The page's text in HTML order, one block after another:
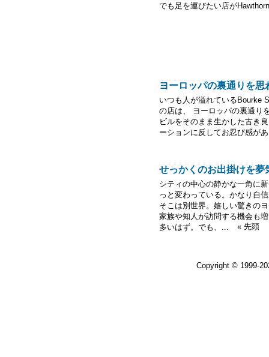
でも足を運びたい店が
ヨーロッパの裏通りを
いつも人が溢れているBourke
の店は、 ヨーロッパの裏通り
ビルをそのまま生かした古き
ーションに反してお忍び感が
せっかくのお出掛けを
シティの中心の静かな一角に
っと変わっている。かなり自
そこは別世界。嬉しい驚きの
家族や知人が訪問する機会も
多いはず。でも、...
« 先頭
Copyright © 1999-